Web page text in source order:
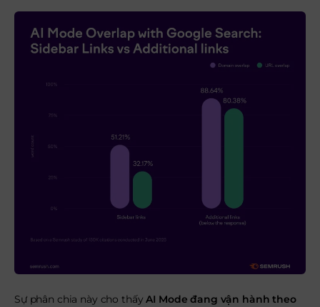
Sự phân chia này cho thấyAI Mode đang vận hành theo